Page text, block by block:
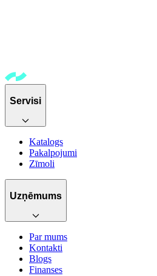
Servisi
Katalogs
Pakalpojumi
Zīmoli
Uzņēmums
Par mums
Kontakti
Blogs
Finanses